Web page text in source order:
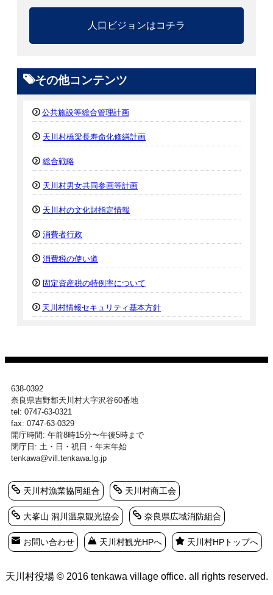
人口ビジョンはコチラ
その他コンテンツ
公共施設等総合管理計画
天川村橋梁長寿命化修繕計画
総合戦略
天川村男女共同参画等計画
天川村の文化財指定情報
消費者行政
消費税の使い道
固定資産税の特例率について
天川村情報セキュリティ基本方針
638-0392
奈良県吉野郡天川村大字沢谷60番地
tel: 0747-63-0321
fax: 0747-63-0329
開庁時間: 午前8時15分〜午後5時まで
閉庁日: 土・日・祝日・年末年始
tenkawa@vill.tenkawa.lg.jp
天川村漁業協同組合 天川村商工会
大峯山 洞川温泉観光協会 奈良県広域消防組合
お問い合わせ 天川村観光HPへ 天川村HPトップへ
天川村役場 © 2016 tenkawa village office. all rights reserved.